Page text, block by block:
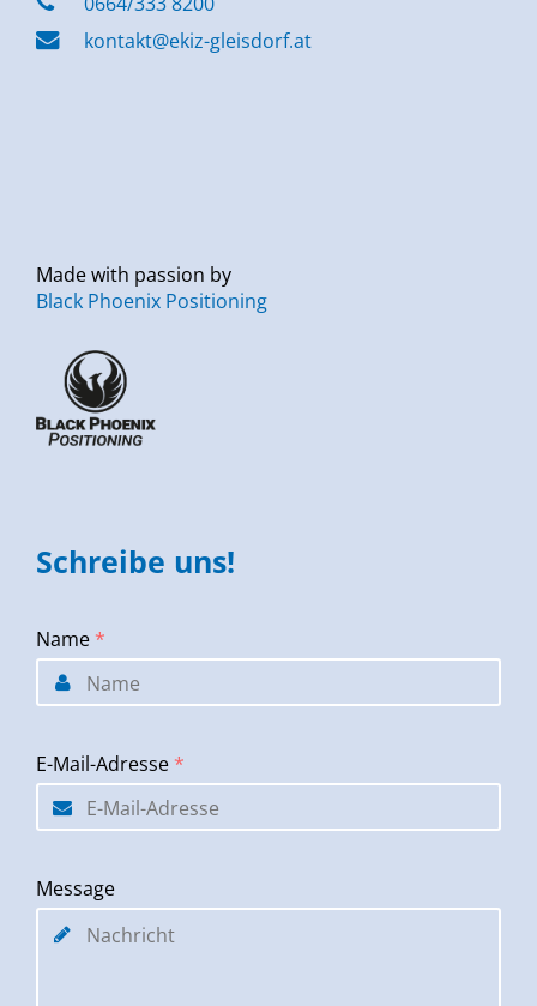
kontakt@ekiz-gleisdorf.at
Made with passion by
Black Phoenix Positioning
Schreibe uns!
Name *
E-Mail-Adresse *
Message